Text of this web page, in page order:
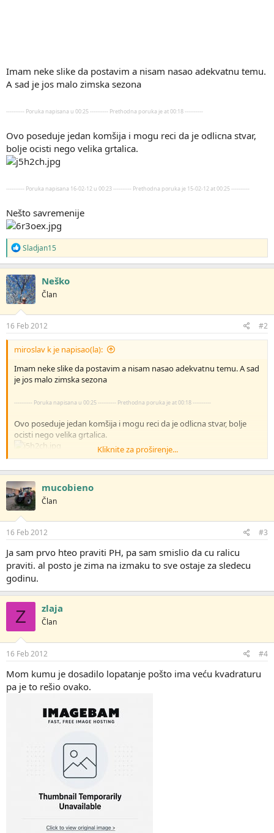
Imam neke slike da postavim a nisam nasao adekvatnu temu.
A sad je jos malo zimska sezona
---------- Poruka napisana u 00:25 ---------- Prethodna poruka je at 00:18 ----------
Ovo poseduje jedan komšija i mogu reci da je odlicna stvar,
bolje ocisti nego velika grtalica.
---------- Poruka napisana 16-02-12 u 00:23 ---------- Prethodna poruka je 15-02-12 at 00:25 ----------
Nešto savremenije
R
e
a
g
o
v
a
n
j
:
Sladjan15
Neško
Član
16 Feb 2012 #2
miroslav k je napisao(la):
Imam neke slike da postavim a nisam nasao adekvatnu temu. A sad
je jos malo zimska sezona
---------- Poruka napisana u 00:25 ---------- Prethodna poruka je at 00:18 ----------
Ovo poseduje jedan komšija i mogu reci da je odlicna stvar, bolje
ocisti nego velika grtalica.
---------- Poruka napisana 16-02-12 u 00:23 ---------- Prethodna poruka je 15-02-12 at 00:25 ----------
Ovo sam i ja negdje gledao. Ove zime sam počinjao da pravim
ali sam odustao jer nisam imao vremena.
Nisam siguran koliko može da gura a da ne prokliza ali u
svakom slučaju bolje od lopate
Kliknite za proširenje...
mucobieno
Član
16 Feb 2012 #3
Ja sam prvo hteo praviti PH, pa sam smislio da cu ralicu
praviti. al posto je zima na izmaku to sve ostaje za sledecu
godinu.
Z zlaja
Član
16 Feb 2012 #4
Mom kumu je dosadilo lopatanje pošto ima veću kvadraturu
pa je to rešio ovako.